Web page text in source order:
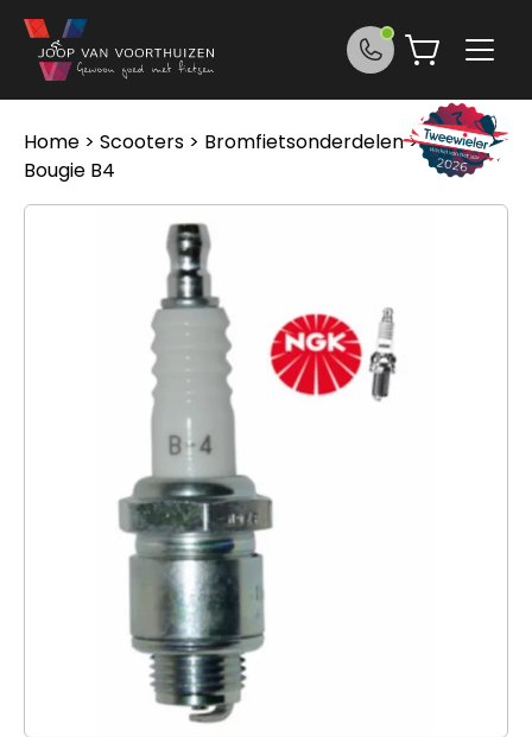
Ga naar de inhoud
Home > Scooters > Bromfietsonderdelen> Ngk
Bougie B4